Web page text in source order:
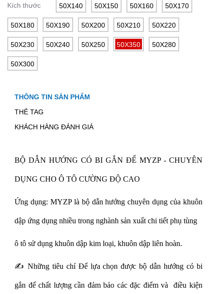
Kích thước 50X140 50X150 50X160 50X170
50X180 50X190 50X200 50X210 50X220
50X230 50X240 50X250 50X350 50X280
50X300
THÔNG TIN SẢN PHẨM
THẺ TAG
KHÁCH HÀNG ĐÁNH GIÁ
BỘ DẪN HƯỚNG CÓ BI GẮN ĐẾ MYZP - CHUYÊN
DỤNG CHO Ô TÔ CƯỜNG ĐỘ CAO
Ứng dụng: MYZP là bộ dẫn hướng chuyên dụng của khuôn
dập ứng dụng nhiều trong nghành sản xuất chi tiết phụ tùng
ô tô sử dụng khuôn dập kim loại, khuôn dập liên hoàn.
✍ Những tiêu chí Để lựa chọn được bộ dẫn hướng có bi
gắn đế chất lượng cần đảm bảo các đặc điểm và điều kiện